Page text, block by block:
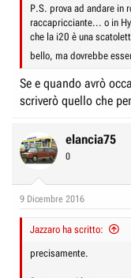
P.S. prova ad andare in
raccapricciante... o in
che la i20 è una
bello, ma dovrebbe
Se e quando avrò
scriverò quello che
elancia75
0
9 Dicembre 2016
Jazzaro ha scritto:
precisamente.